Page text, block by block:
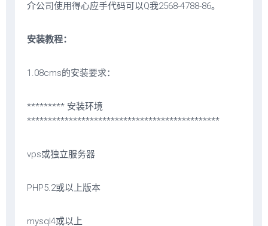
介公司使用得心应手代码可以Q我2568-4788-86。
安装教程：
1.08cms的安装要求：
********* 安装环境
**********************************************
vps或独立服务器
PHP5.2或以上版本
mysql4或以上